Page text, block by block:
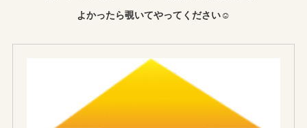
よかったら覗いてやってください☺︎